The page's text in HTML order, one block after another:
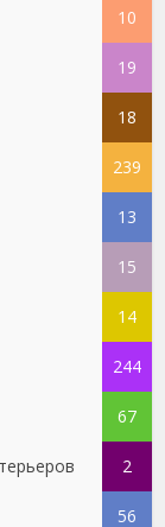
10
19
18
239
13
15
14
244
67
2
56